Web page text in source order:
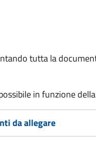
tutta la
in funzione
da allegare